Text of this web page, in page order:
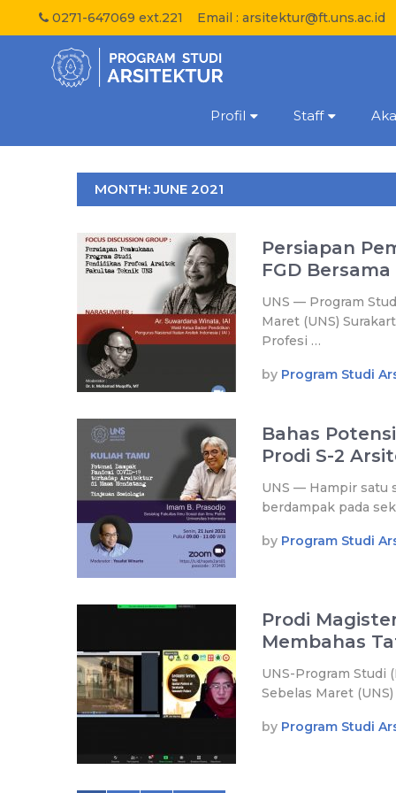
0271-647069 ext.221 Email : arsitektur@ft.uns.ac.id
Profil Staff
MONTH:JUNE 2021
Persiapan
FGD Bersama
UNS — Program
Maret (UNS)
Profesi …
by Program Studi
Bahas
Prodi S-2
UNS — Hampir satu
berdampak pada
by Program Studi
Prodi
Membahas
UNS-Program Studi
Sebelas Maret
by Program Studi